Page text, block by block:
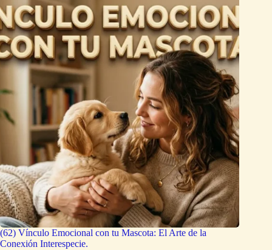
(62) Vínculo Emocional con tu Mascota: El Arte de la
Conexión Interespecie.